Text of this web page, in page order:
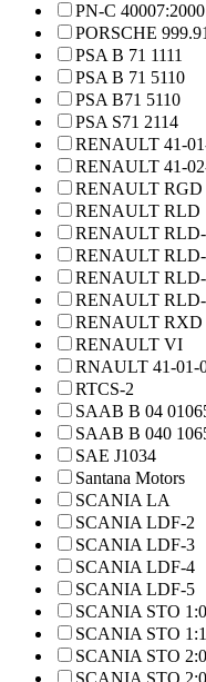
PN-C 40007:2000
PORSCHE
PSA B 71 1111
PSA B 71 5110
PSA B71 5110
PSA S71 2114
RENAULT 41-
RENAULT 41-
RENAULT RGD
RENAULT RLD
RENAULT
RENAULT
RENAULT
RENAULT
RENAULT RXD
RENAULT VI
RNAULT 41-01-
RTCS-2
SAAB B 04
SAAB B 040
SAE J1034
Santana Motors
SCANIA LA
SCANIA LDF-2
SCANIA LDF-3
SCANIA LDF-4
SCANIA LDF-5
SCANIA STO 1:0
SCANIA STO
SCANIA STO
SCANIA STO